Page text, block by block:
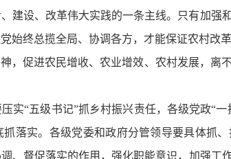
建设、改革伟大实践的一条主线。只有加强
始终总揽全局、协调各方，才能保证农村改
，促进农民增收、农业增效、农村发展，离
实“五级书记”抓乡村振兴责任，各级党政“
落实。各级党委和政府分管领导要具体抓
、督促落实的作用，强化职能意识，加强工